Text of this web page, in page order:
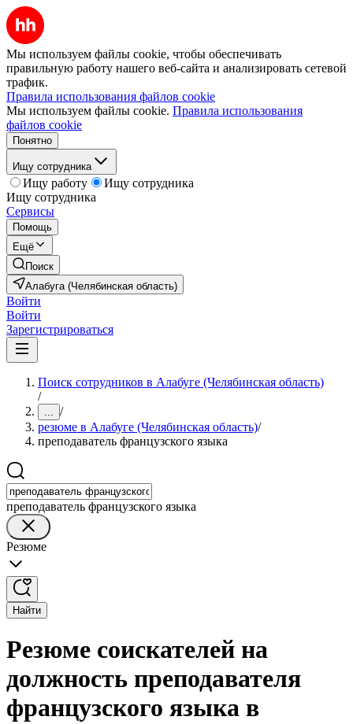
Мы используем файлы cookie, чтобы обеспечивать
правильную работу нашего веб-сайта и анализировать сетевой
трафик.
Правила использования файлов cookie
Мы используем файлы cookie. Правила использования
файлов cookie
Понятно
Ищу сотрудника
Ищу работу
Ищу сотрудника
Ищу сотрудника
Сервисы
Помощь
Ещё
Поиск
Алабуга (Челябинская область)
Войти
Войти
Зарегистрироваться
Поиск сотрудников в Алабуге (Челябинская область)
/
... /
резюме в Алабуге (Челябинская область)/
преподаватель французского языка
преподаватель французского языка
Резюме
Найти
Резюме соискателей на
должность преподавателя
французского языка в